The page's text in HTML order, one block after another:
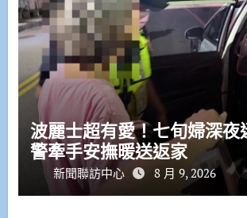
波麗士超有愛！七旬婦深
警牽手安撫暖送返家
新聞聯訪中心 8 月 9, 2026